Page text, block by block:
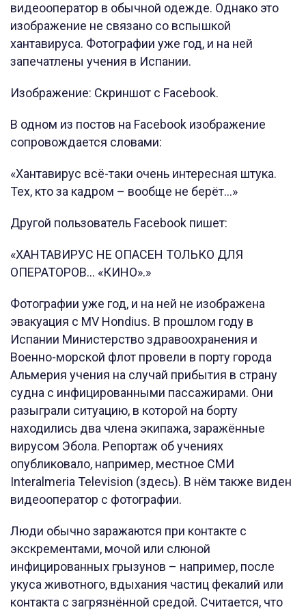
видеооператор в обычной одежде. Однако это
изображение не связано со вспышкой
хантавируса. Фотографии уже год, и на ней
запечатлены учения в Испании.
Изображение: Скриншот с Facebook.
В одном из постов на Facebook изображение
сопровождается словами:
«Хантавирус всё-таки очень интересная штука.
Тех, кто за кадром – вообще не берёт…»
Другой пользователь Facebook пишет:
«ХАНТАВИРУС НЕ ОПАСЕН ТОЛЬКО ДЛЯ
ОПЕРАТОРОВ… «КИНО».»
Фотографии уже год, и на ней не изображена
эвакуация с MV Hondius. В прошлом году в
Испании Министерство здравоохранения и
Военно-морской флот провели в порту города
Альмерия учения на случай прибытия в страну
судна с инфицированными пассажирами. Они
разыграли ситуацию, в которой на борту
находились два члена экипажа, заражённые
вирусом Эбола. Репортаж об учениях
опубликовало, например, местное СМИ
Interalmeria Television (здесь). В нём также виден
видеооператор с фотографии.
Люди обычно заражаются при контакте с
экскрементами, мочой или слюной
инфицированных грызунов – например, после
укуса животного, вдыхания частиц фекалий или
контакта с загрязнённой средой. Считается, что